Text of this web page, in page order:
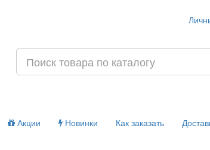
Акции Новинки Как заказать